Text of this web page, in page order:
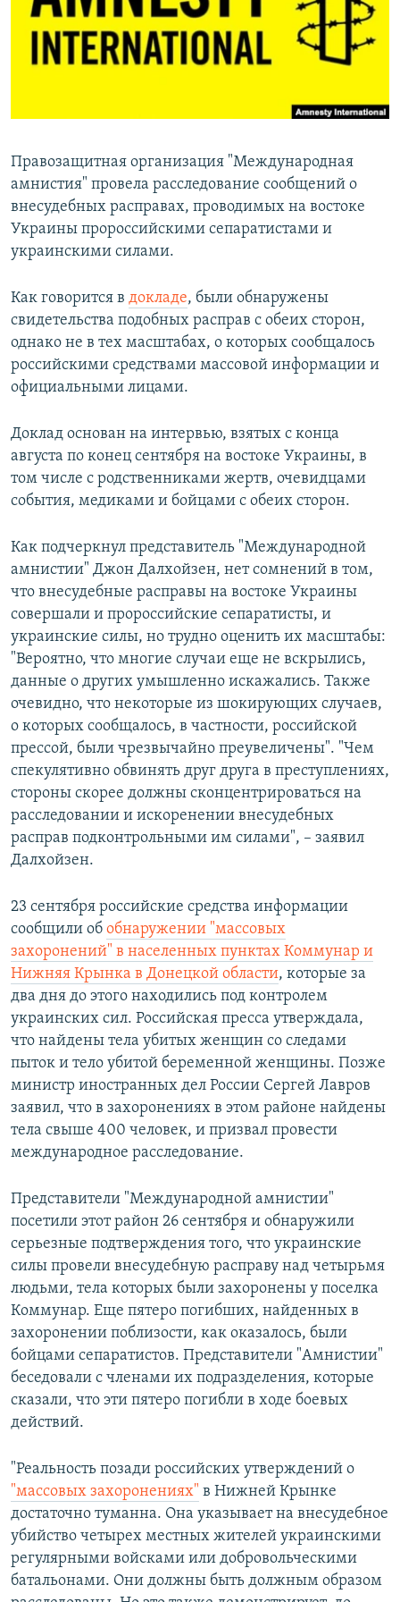
РАСПИСАНИЕ ВЕЩАНИЯ
ПОДПИШИТЕСЬ НА РАССЫЛКУ
Все сайты РСЕ/РС
Правозащитная организация "Международная
амнистия" провела расследование сообщений о
внесудебных расправах, проводимых на востоке
Украины пророссийскими сепаратистами и
украинскими силами.
Как говорится в докладе, были обнаружены
свидетельства подобных расправ с обеих сторон,
однако не в тех масштабах, о которых сообщалось
российскими средствами массовой информации и
официальными лицами.
Доклад основан на интервью, взятых с конца
августа по конец сентября на востоке Украины, в
том числе с родственниками жертв, очевидцами
события, медиками и бойцами с обеих сторон.
Как подчеркнул представитель "Международной
амнистии" Джон Далхойзен, нет сомнений в том,
что внесудебные расправы на востоке Украины
совершали и пророссийские сепаратисты, и
украинские силы, но трудно оценить их масштабы:
"Вероятно, что многие случаи еще не вскрылись,
данные о других умышленно искажались. Также
очевидно, что некоторые из шокирующих случаев,
о которых сообщалось, в частности, российской
прессой, были чрезвычайно преувеличены". "Чем
спекулятивно обвинять друг друга в преступлениях,
стороны скорее должны сконцентрироваться на
расследовании и искоренении внесудебных
расправ подконтрольными им силами", – заявил
Далхойзен.
23 сентября российские средства информации
сообщили об обнаружении "массовых
захоронений" в населенных пунктах Коммунар и
Нижняя Крынка в Донецкой области, которые за
два дня до этого находились под контролем
украинских сил. Российская пресса утверждала,
что найдены тела убитых женщин со следами
пыток и тело убитой беременной женщины. Позже
министр иностранных дел России Сергей Лавров
заявил, что в захоронениях в этом районе найдены
тела свыше 400 человек, и призвал провести
международное расследование.
Представители "Международной амнистии"
посетили этот район 26 сентября и обнаружили
серьезные подтверждения того, что украинские
силы провели внесудебную расправу над четырьмя
людьми, тела которых были захоронены у поселка
Коммунар. Еще пятеро погибших, найденных в
захоронении поблизости, как оказалось, были
бойцами сепаратистов. Представители "Амнистии"
беседовали с членами их подразделения, которые
сказали, что эти пятеро погибли в ходе боевых
действий.
"Реальность позади российских утверждений о
"массовых захоронениях" в Нижней Крынке
достаточно туманна. Она указывает на внесудебное
убийство четырех местных жителей украинскими
регулярными войсками или добровольческими
батальонами. Они должны быть должным образом